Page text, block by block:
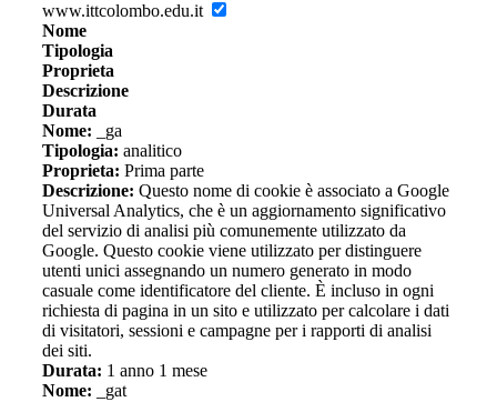
www.ittcolombo.edu.it
Nome
Tipologia
Proprieta
Descrizione
Durata
Nome: _ga
Tipologia: analitico
Proprieta: Prima parte
Descrizione: Questo nome di cookie è associato a Google
Universal Analytics, che è un aggiornamento significativo
del servizio di analisi più comunemente utilizzato da
Google. Questo cookie viene utilizzato per distinguere
utenti unici assegnando un numero generato in modo
casuale come identificatore del cliente. È incluso in ogni
richiesta di pagina in un sito e utilizzato per calcolare i dati
di visitatori, sessioni e campagne per i rapporti di analisi
dei siti.
Durata: 1 anno 1 mese
Nome: _gat